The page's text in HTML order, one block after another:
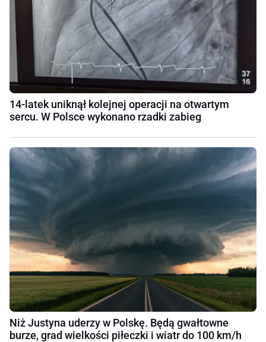
14-latek uniknął kolejnej operacji na otwartym
sercu. W Polsce wykonano rzadki zabieg
Niż Justyna uderzy w Polskę. Będą gwałtowne
burze, grad wielkości piłeczki i wiatr do 100 km/h